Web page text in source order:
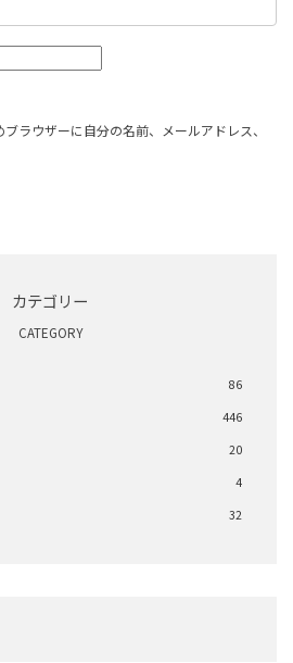
ラウザーに自分の名前、メールアドレス、
カテゴリー
CATEGORY
86
446
20
4
32